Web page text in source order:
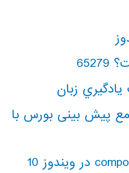
زبان
پیش بینی بورس با